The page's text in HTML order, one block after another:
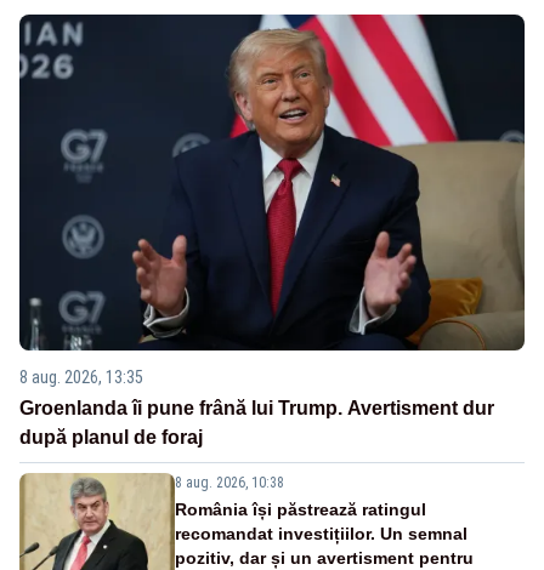
8 aug. 2026, 13:35
Groenlanda îi pune frână lui Trump. Avertisment dur
după planul de foraj
8 aug. 2026, 10:38
România își păstrează ratingul
recomandat investițiilor. Un semnal
pozitiv, dar și un avertisment pentru